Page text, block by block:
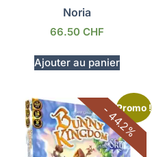
Noria
66.50 CHF
Ajouter au panier
Promo !
- 44.2%